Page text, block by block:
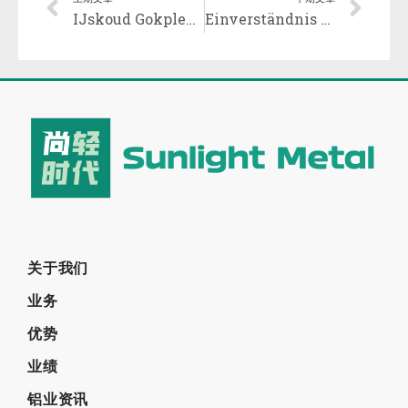
IJskoud Gokplezier beleven bij napoleon games met ultieme spanning Einverständnis und Gewinnchancen bei nomini im Fokus aktueller Strategien
关于我们
业务
优势
业绩
铝业资讯